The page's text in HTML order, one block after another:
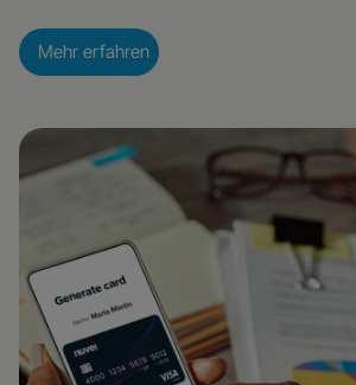
Mehr erfahren